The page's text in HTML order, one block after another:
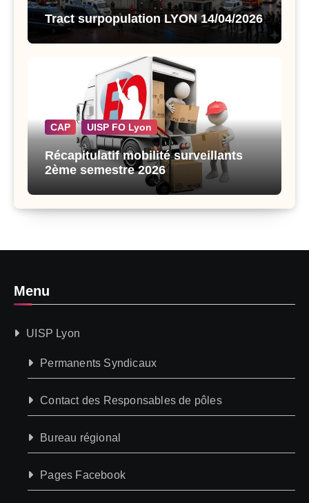
Tract surpopulation LYON 14/04/2026
CAP UISP FO Lyon
Récapitulatif mobilité surveillants
2ème semestre 2026
Menu
UISP Lyon
Permanents Syndicaux
Contact des Responsables de pôles
Bureau régional
Pages Facebook